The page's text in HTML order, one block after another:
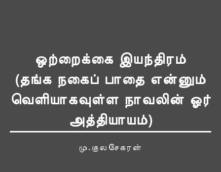
ஒற்றைக்கை இயந்திரம்
(தங்க நகைப் பாதை என்னும்
வெளியாகவுள்ள நாவலின் ஓர்
அத்தியாயம்)
மு.குலசேகரன்